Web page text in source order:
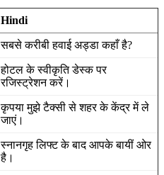
Hindi
सबसे करीबी हवाई अड्डा कहाँ है?
होटल के स्वीकृति डेस्क पर
रजिस्ट्रेशन करें।
कृपया मुझे टैक्सी से शहर के केंद्र में ले
जाएं।
स्नानगृह लिफ्ट के बाद आपके बायीं ओर
है।